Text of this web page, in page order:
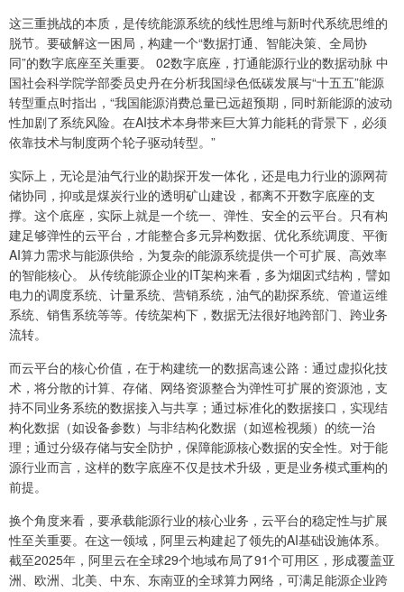
这三重挑战的本质，是传统能源系统的线性思维与新时代系统思维的
脱节。要破解这一困局，构建一个“数据打通、智能决策、全局协
同”的数字底座至关重要。 02数字底座，打通能源行业的数据动脉 中
国社会科学院学部委员史丹在分析我国绿色低碳发展与“十五五”能源
转型重点时指出，“我国能源消费总量已远超预期，同时新能源的波动
性加剧了系统风险。在AI技术本身带来巨大算力能耗的背景下，必须
依靠技术与制度两个轮子驱动转型。”
实际上，无论是油气行业的勘探开发一体化，还是电力行业的源网荷
储协同，抑或是煤炭行业的透明矿山建设，都离不开数字底座的支
撑。这个底座，实际上就是一个统一、弹性、安全的云平台。只有构
建足够弹性的云平台，才能整合多元异构数据、优化系统调度、平衡
AI算力需求与能源供给，为复杂的能源系统提供一个可扩展、高效率
的智能核心。 从传统能源企业的IT架构来看，多为烟囱式结构，譬如
电力的调度系统、计量系统、营销系统，油气的勘探系统、管道运维
系统、销售系统等等。传统架构下，数据无法很好地跨部门、跨业务
流转。
而云平台的核心价值，在于构建统一的数据高速公路：通过虚拟化技
术，将分散的计算、存储、网络资源整合为弹性可扩展的资源池，支
持不同业务系统的数据接入与共享；通过标准化的数据接口，实现结
构化数据（如设备参数）与非结构化数据（如巡检视频）的统一治
理；通过分级存储与安全防护，保障能源核心数据的安全性。对于能
源行业而言，这样的数字底座不仅是技术升级，更是业务模式重构的
前提。
换个角度来看，要承载能源行业的核心业务，云平台的稳定性与扩展
性至关重要。在这一领域，阿里云构建起了领先的AI基础设施体系。
截至2025年，阿里云在全球29个地域布局了91个可用区，形成覆盖亚
洲、欧洲、北美、中东、东南亚的全球算力网络，可满足能源企业跨